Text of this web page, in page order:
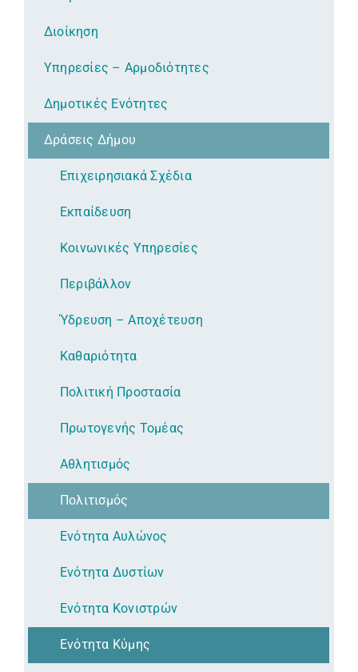
Διοίκηση
Υπηρεσίες – Αρμοδιότητες
Δημοτικές Ενότητες
Δράσεις Δήμου
Επιχειρησιακά Σχέδια
Εκπαίδευση
Κοινωνικές Υπηρεσίες
Περιβάλλον
Ύδρευση – Αποχέτευση
Καθαριότητα
Πολιτική Προστασία
Πρωτογενής Τομέας
Αθλητισμός
Πολιτισμός
Ενότητα Αυλώνος
Ενότητα Δυστίων
Ενότητα Κονιστρών
Ενότητα Κύμης